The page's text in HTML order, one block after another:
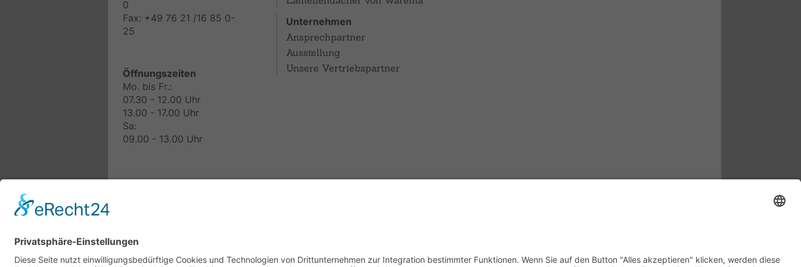
0
Fax: +49 76 21 /16 85 0-
25
Öffnungszeiten
Mo. bis Fr.:
07.30 - 12.00 Uhr
13.00 - 17.00 Uhr
Sa:
09.00 - 13.00 Uhr
Unternehmen
Ansprechpartner
Ausstellung
Unsere Vertriebspartner